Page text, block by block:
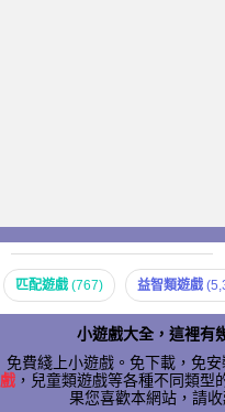
匹配遊戲 (767) 益智類遊戲
小遊戲大全，這裡有
免費綫上小遊戲。免下載，免
戲 ，兒童類遊戲等各種不同類
果您喜歡本網站，請